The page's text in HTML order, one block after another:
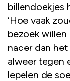
billendoekjes
‘Hoe vaak
bezoek willen
nader dan
alweer tegen
lepelen de